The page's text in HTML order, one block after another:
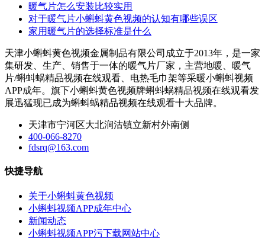
暖气片怎么安装比较实用
对于暖气片小蝌蚪黄色视频的认知有哪些误区
家用暖气片的选择标准是什么
天津小蝌蚪黄色视频金属制品有限公司成立于2013年，是一家
集研发、生产、销售于一体的暖气片厂家，主营地暖、暖气
片/蝌蚪蜗精品视频在线观看、电热毛巾架等采暖小蝌蚪视频
APP成年。旗下小蝌蚪黄色视频牌蝌蚪蜗精品视频在线观看发
展迅猛现已成为蝌蚪蜗精品视频在线观看十大品牌。
天津市宁河区大北涧沽镇立新村外南侧
400-066-8270
fdsrq@163.com
快捷导航
关于小蝌蚪黄色视频
小蝌蚪视频APP成年中心
新闻动态
小蝌蚪视频APP污下载网站中心